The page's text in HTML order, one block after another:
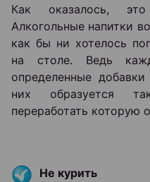
Как оказалось,
Алкогольные напитки
как бы ни хотелось
на столе. Ведь
определенные
них образуется
переработать которую
Не курить